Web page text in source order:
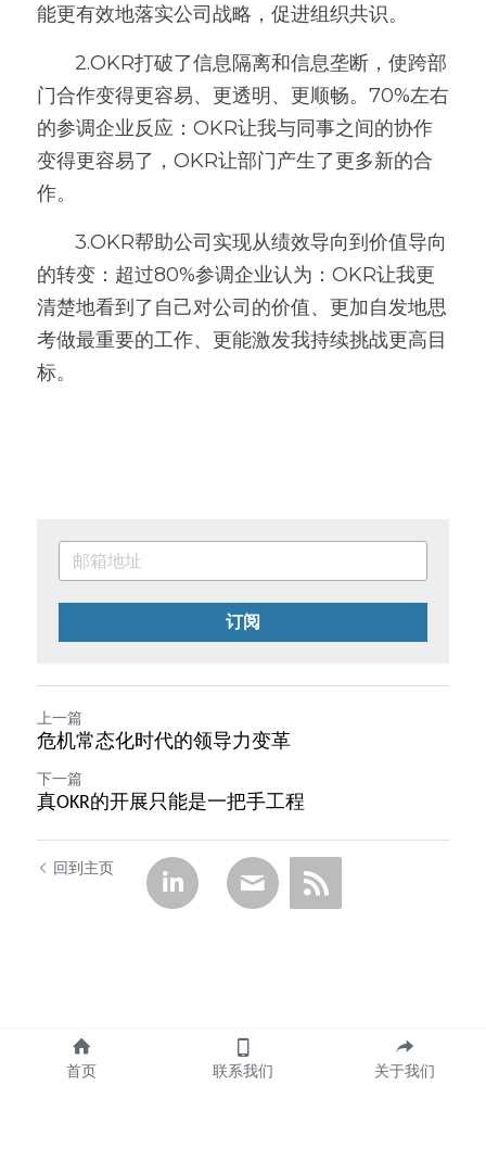
能更有效地落实公司战略，促进组织共识。
门合作变得更容易、更透明、更顺畅。70%左右
的参调企业反应：OKR让我与同事之间的协作
变得更容易了，OKR让部门产生了更多新的合
作。
的转变：超过80%参调企业认为：OKR让我更
清楚地看到了自己对公司的价值、更加自发地思
考做最重要的工作、更能激发我持续挑战更高目
标。
订阅
上一篇
危机常态化时代的领导力变革
下一篇
真OKR的开展只能是一把手工程
回到主页
首页 联系我们 关于我们